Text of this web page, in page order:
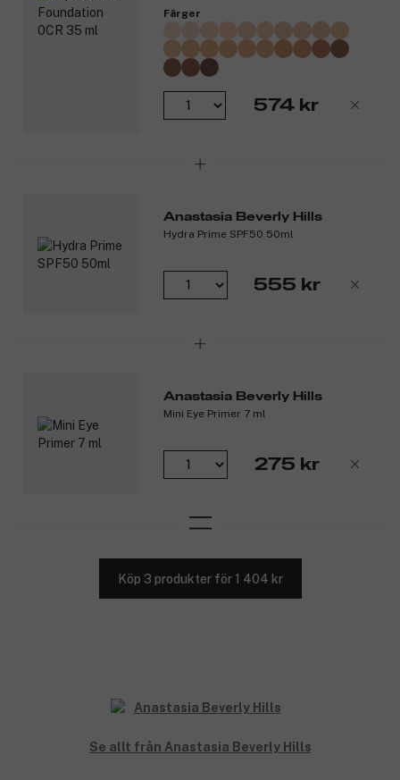
Lätt sammansättning som ger en mattande effekt i upp till
Transparent spray som ger en naturlig finish utan att
Vattenbaserad sammansättning som omedelbart jämnar ut
porerna och kontrollerar glans.
Ultrafin mist för smidig och enkel applicering.
3317966
Färger
574 kr
Anastasia Beverly Hills
Hydra Prime SPF50 50ml
555 kr
Anastasia Beverly Hills
Mini Eye Primer 7 ml
275 kr
Köp 3 produkter för 1 404 kr
Se allt från Anastasia Beverly Hills